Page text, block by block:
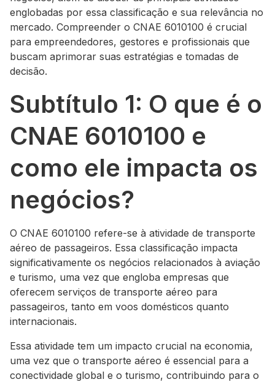
englobadas por essa classificação e sua relevância no
mercado. Compreender o CNAE 6010100 é crucial
para empreendedores, gestores e profissionais que
buscam aprimorar suas estratégias e tomadas de
decisão.
Subtítulo 1: O que é o
CNAE 6010100 e
como ele impacta os
negócios?
O CNAE 6010100 refere-se à atividade de transporte
aéreo de passageiros. Essa classificação impacta
significativamente os negócios relacionados à aviação
e turismo, uma vez que engloba empresas que
oferecem serviços de transporte aéreo para
passageiros, tanto em voos domésticos quanto
internacionais.
Essa atividade tem um impacto crucial na economia,
uma vez que o transporte aéreo é essencial para a
conectividade global e o turismo, contribuindo para o